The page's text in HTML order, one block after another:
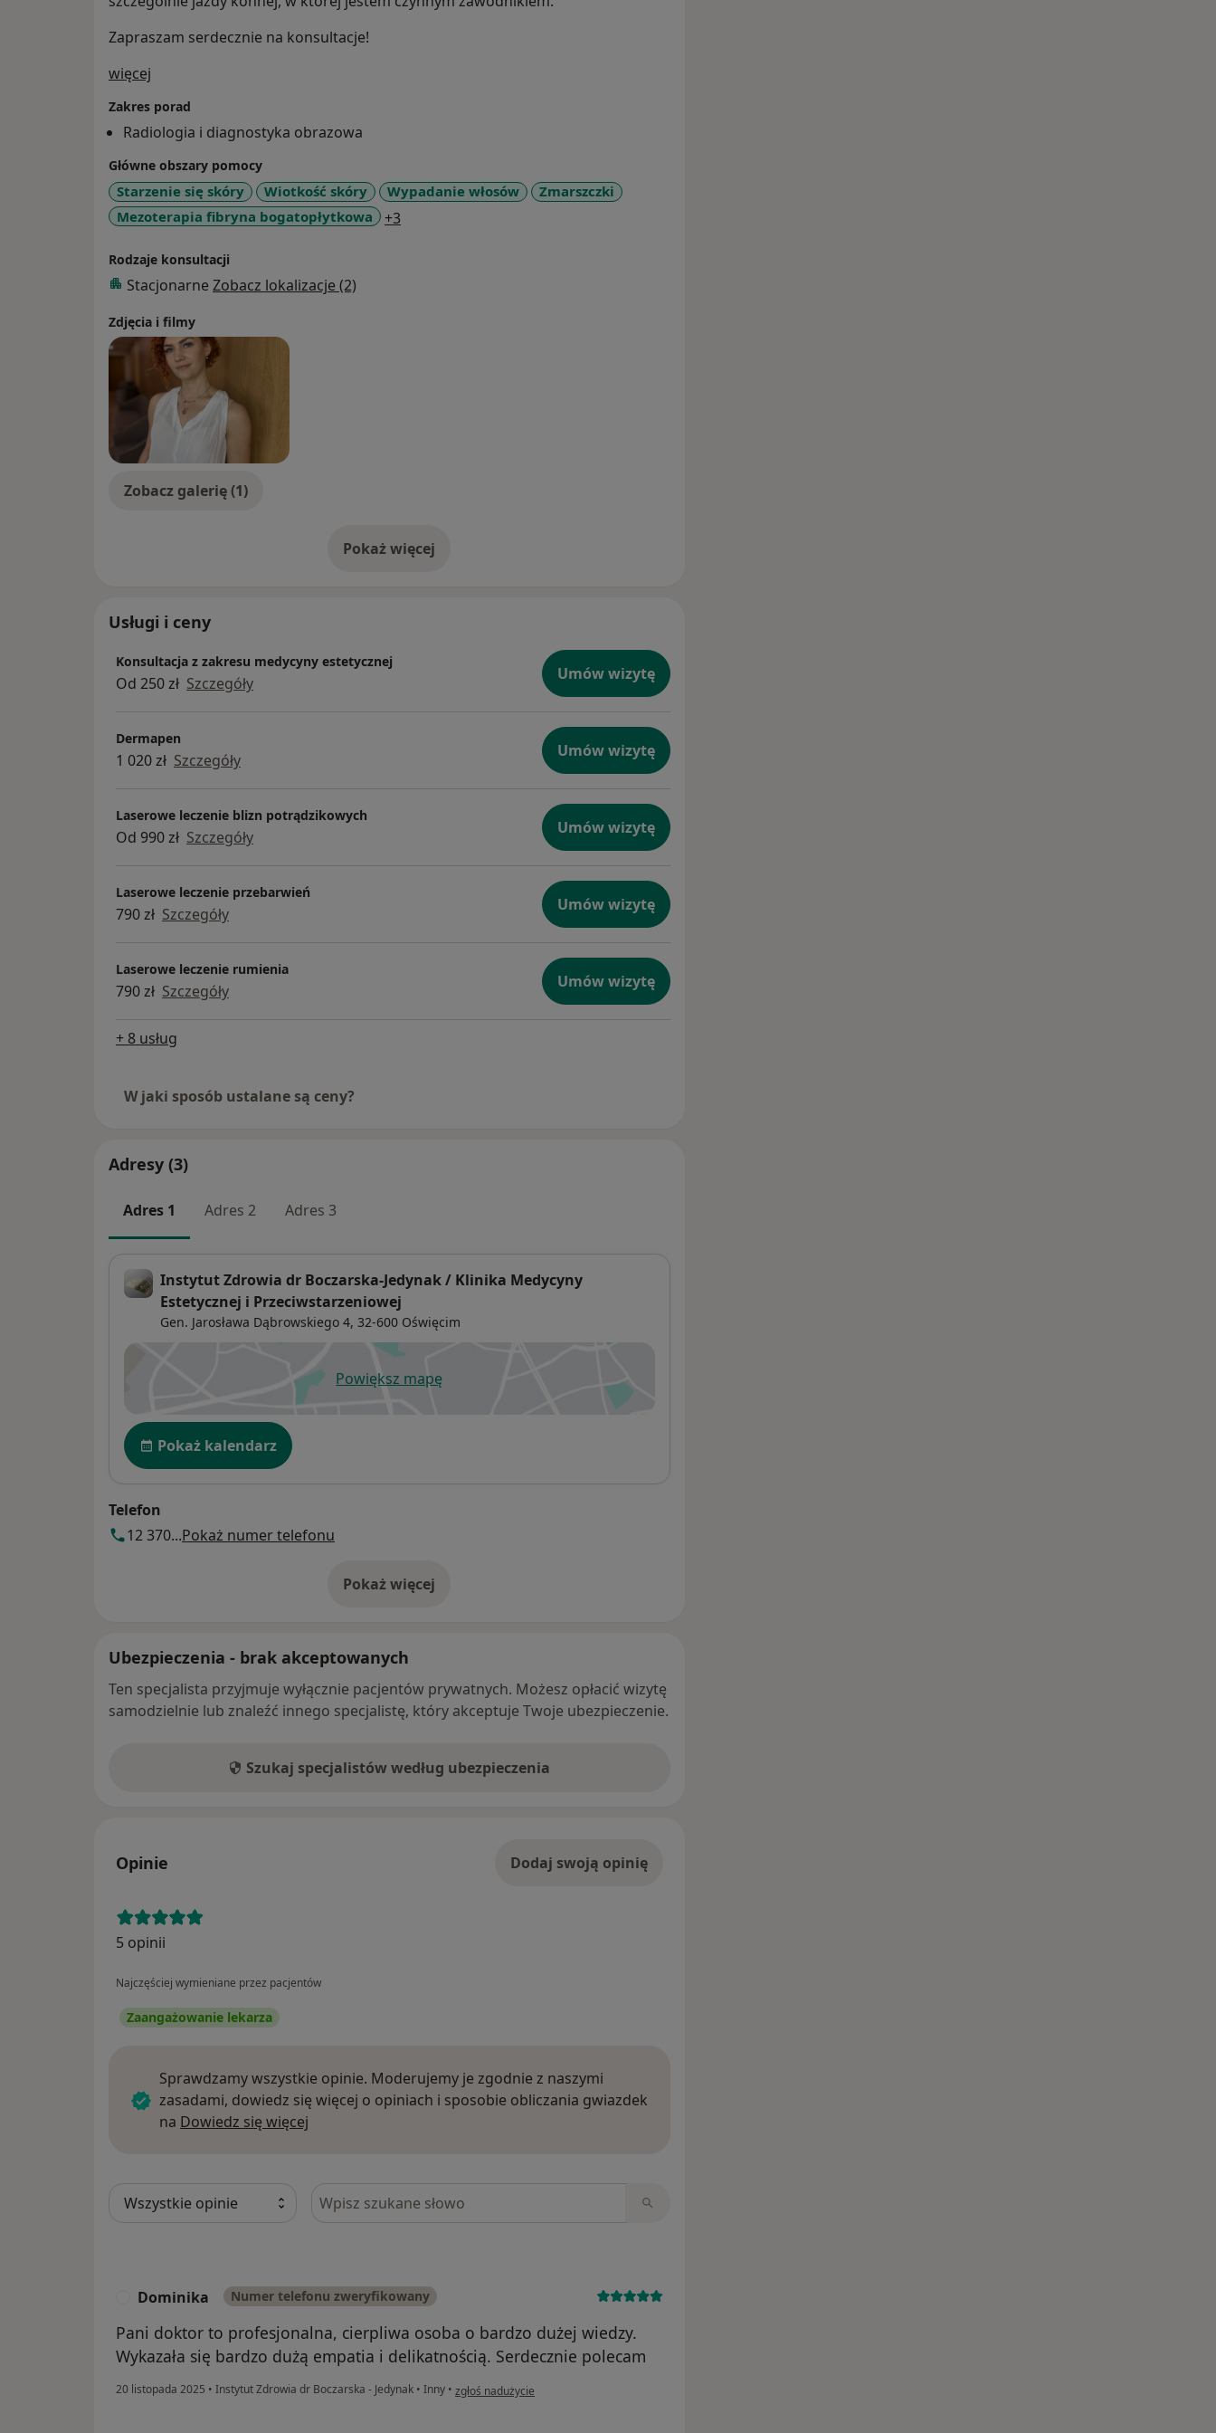
Zapraszam serdecznie na konsultacje!
więcej
Zakres porad
Radiologia i diagnostyka obrazowa
Główne obszary pomocy
Starzenie się skóry Wiotkość skóry Wypadanie włosów
Zmarszczki
Mezoterapia fibryna bogatopłytkowa
+3
Rodzaje konsultacji
Stacjonarne Zobacz lokalizacje (2)
Zdjęcia i filmy
Zobacz galerię (1)
Pokaż więcejo doświadczeniu
Usługi i ceny
Konsultacja z zakresu medycyny estetycznej
Od 250 zł Szczegóły Umów wizytę
Dermapen
1 020 zł Szczegóły Umów wizytę
Laserowe leczenie blizn potrądzikowych
Od 990 zł Szczegóły Umów wizytę
Laserowe leczenie przebarwień
790 zł Szczegóły Umów wizytę
Laserowe leczenie rumienia
790 zł Szczegóły Umów wizytę
+ 8 usług
W jaki sposób ustalane są ceny?
Adresy (3)
Adres 1 Adres 2 Adres 3
Instytut Zdrowia dr Boczarska-Jedynak / Klinika Medycyny
Estetycznej i Przeciwstarzeniowej
Gen. Jarosława Dąbrowskiego 4, 32-600 Oświęcim
Powiększ mapęotwiera się w nowej karcie
Dostępność
Pokaż kalendarz
Telefon
12 370...Pokaż numer telefonu
Pokaż więcej
o adresie
Ubezpieczenia - brak akceptowanych
Ten specjalista przyjmuje wyłącznie pacjentów prywatnych. Możesz opłacić wizytę
samodzielnie lub znaleźć innego specjalistę, który akceptuje Twoje ubezpieczenie.
Szukaj specjalistów według ubezpieczenia
Opinie Dodaj swoją opinię
5 opinii
Najczęściej wymieniane przez pacjentów
Zaangażowanie lekarza
Sprawdzamy wszystkie opinie. Moderujemy je zgodnie z naszymi
zasadami, dowiedz się więcej o opiniach i sposobie obliczania gwiazdek
na Dowiedz się więcej
Szukaj w opiniach
Dominika Numer telefonu zweryfikowany
Pani doktor to profesjonalna, cierpliwa osoba o bardzo dużej wiedzy.
Wykazała się bardzo dużą empatia i delikatnością. Serdecznie polecam
20 listopada 2025 • Instytut Zdrowia dr Boczarska - Jedynak • Inny • w opinii użytkownika Dominika
zgłoś nadużycie